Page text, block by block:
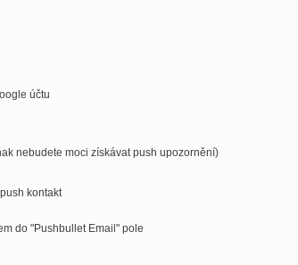
účtu
nebudete moci získávat push upozornění)
kontakt
do "Pushbullet Email" pole